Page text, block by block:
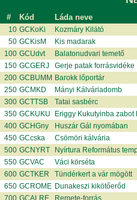
# Kód Láda neve
10 GCKoKi
Kozmáry Kilátó
50 GCKisM
Kis madarak
100 GCUdvt
Balatonudvari temető
150 GCGERJ
Gerje patak forrásvidéke
200 GCBUMM Barokk lőportár
250 GCMKD
Mányi Kálváriadomb
300 GCTTSB
Tatai sasbérc
350 GCKUKU
Eriggy Kukutyinba zabot
400 GCHGny
Huszár Gál nyomában
450 GCcska
Csömöri kálvária
500 GCNYRT
Nyírtura Református
550 GCVAC
Váci körséta
600 GCTKER
Tündérkert a vár mögött
650 GCROME Dunakeszi kikötőerőd